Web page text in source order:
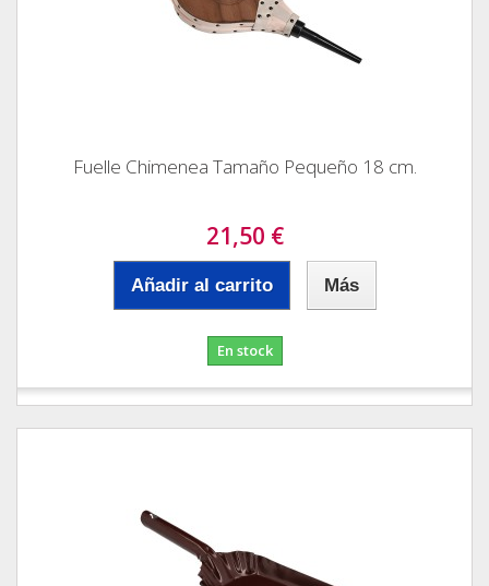
Fuelle Chimenea Tamaño Pequeño 18 cm.
21,50 €
Añadir al carrito Más
En stock